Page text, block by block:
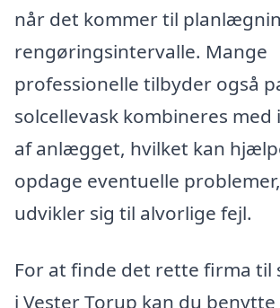
når det kommer til
rengøringsintervalle. Mange
professionelle tilbyder også
solcellevask kombineres
af anlægget, hvilket kan
opdage eventuelle
udvikler sig til alvorlige fejl.
For at finde det rette firma til
i Vester Torup kan du